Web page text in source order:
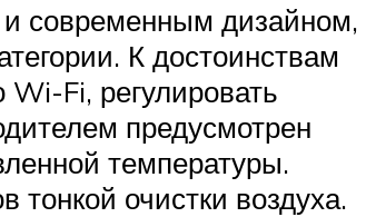
и современным дизайном,
К достоинствам
Fi, регулировать
предусмотрен
температуры.
очистки воздуха.